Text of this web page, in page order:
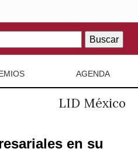
Buscar
AGENDA
LID México
en su